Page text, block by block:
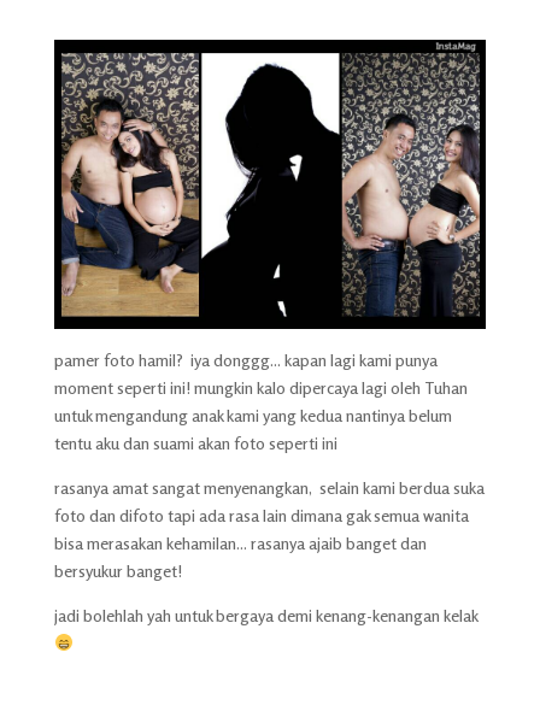
pamer foto hamil? iya donggg… kapan lagi kami punya
moment seperti ini! mungkin kalo dipercaya lagi oleh Tuhan
untuk mengandung anak kami yang kedua nantinya belum
tentu aku dan suami akan foto seperti ini
rasanya amat sangat menyenangkan, selain kami berdua suka
foto dan difoto tapi ada rasa lain dimana gak semua wanita
bisa merasakan kehamilan… rasanya ajaib banget dan
bersyukur banget!
jadi bolehlah yah untuk bergaya demi kenang-kenangan kelak